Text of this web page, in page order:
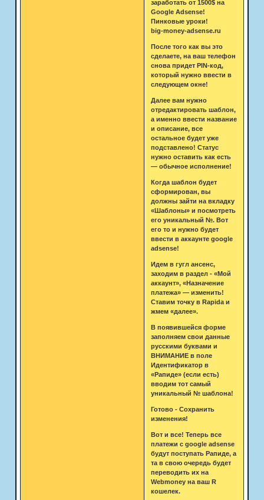
заработать от 1500$ на
Google Adsense!
Пинковые уроки!
big‑money‑adsense.ru
После того как вы это
сделаете, на ваш телефон
снова придет PIN-код,
который нужно ввести в
следующем окне!
Далее вам нужно
отредактировать шаблон,
а именно ввести название
и описание, все
остальное будет уже
подставлено! Статус
нужно оставить как есть
— обычное исполнение!
Когда шаблон будет
сформирован, вы
должны зайти на вкладку
«Шаблоны» и посмотреть
его уникальный №. Вот
его то и нужно будет
ввести в аккаунте google
adsense!
Идем в гугл ансенс,
заходим в раздел - «Мой
аккаунт», «Назначение
платежа» — изменить!
Ставим точку в Rapida и
жмем «далее».
В появившейся форме
заполняем свои данные
русскими буквами и
ВНИМАНИЕ в поле
Идентификатор в
«Рапиде» (если есть)
вводим тот самый
уникальный № шаблона!
Готово - Сохранить
изменения!
Вот и все! Теперь все
платежи с google adsense
будут поступать Рапиде, а
та в свою очередь будет
переводить их на
Webmoney на ваш R
кошелек.